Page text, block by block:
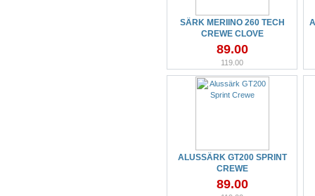
SÄRK MERIINO 260 TECH
CREWE CLOVE
89.00
119.00
ALUSSÄRK GT200 SPRINT
CREWE
89.00